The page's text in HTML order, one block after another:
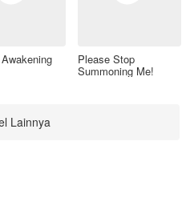
Please Stop
Summoning Me!
Lainnya